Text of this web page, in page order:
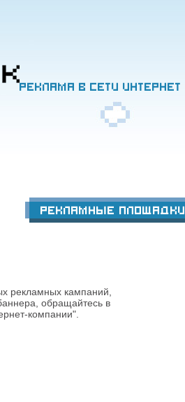
Реклама в сети интернет
Рекламные площадки
рекламных кампаний,
обращайтесь в
компании".